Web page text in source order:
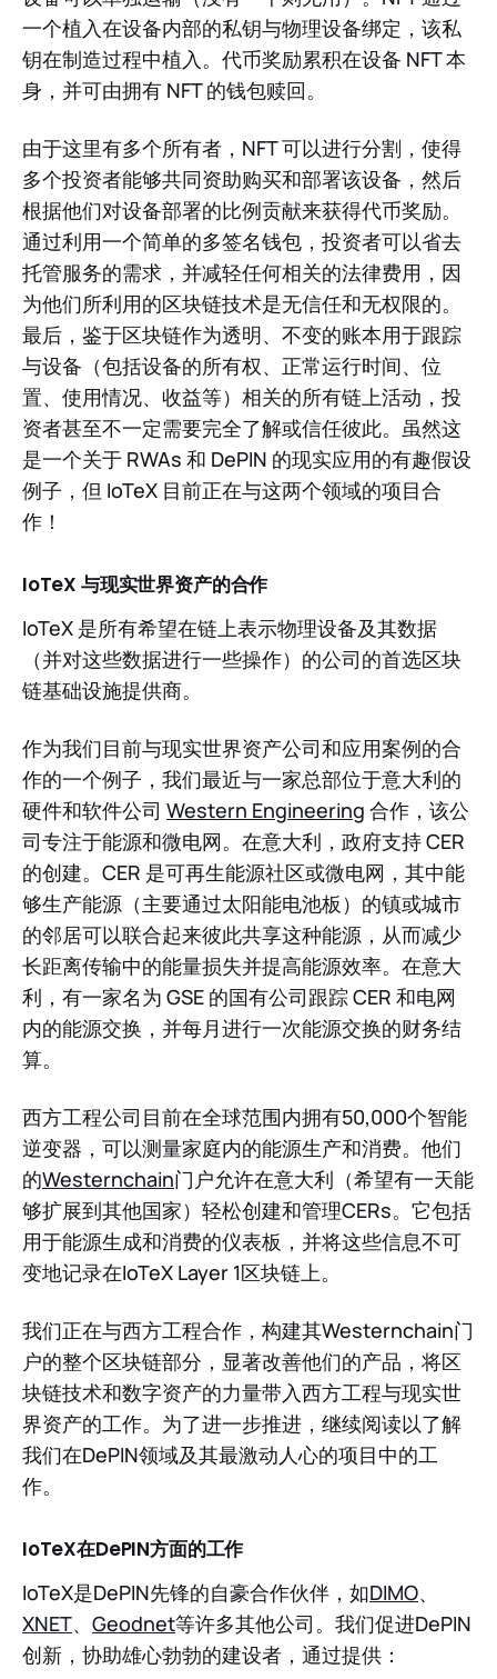
一个植入在设备内部的私钥与物理设备绑定，该私
钥在制造过程中植入。代币奖励累积在设备 NFT 本
身，并可由拥有 NFT 的钱包赎回。
由于这里有多个所有者，NFT 可以进行分割，使得
多个投资者能够共同资助购买和部署该设备，然后
根据他们对设备部署的比例贡献来获得代币奖励。
通过利用一个简单的多签名钱包，投资者可以省去
托管服务的需求，并减轻任何相关的法律费用，因
为他们所利用的区块链技术是无信任和无权限的。
最后，鉴于区块链作为透明、不变的账本用于跟踪
与设备（包括设备的所有权、正常运行时间、位
置、使用情况、收益等）相关的所有链上活动，投
资者甚至不一定需要完全了解或信任彼此。虽然这
是一个关于 RWAs 和 DePIN 的现实应用的有趣假设
例子，但 IoTeX 目前正在与这两个领域的项目合
作！
IoTeX 与现实世界资产的合作
IoTeX 是所有希望在链上表示物理设备及其数据
（并对这些数据进行一些操作）的公司的首选区块
链基础设施提供商。
作为我们目前与现实世界资产公司和应用案例的合
作的一个例子，我们最近与一家总部位于意大利的
硬件和软件公司 Western Engineering 合作，该公
司专注于能源和微电网。在意大利，政府支持 CER
的创建。CER 是可再生能源社区或微电网，其中能
够生产能源（主要通过太阳能电池板）的镇或城市
的邻居可以联合起来彼此共享这种能源，从而减少
长距离传输中的能量损失并提高能源效率。在意大
利，有一家名为 GSE 的国有公司跟踪 CER 和电网
内的能源交换，并每月进行一次能源交换的财务结
算。
西方工程公司目前在全球范围内拥有50,000个智能
逆变器，可以测量家庭内的能源生产和消费。他们
的Westernchain门户允许在意大利（希望有一天能
够扩展到其他国家）轻松创建和管理CERs。它包括
用于能源生成和消费的仪表板，并将这些信息不可
变地记录在IoTeX Layer 1区块链上。
我们正在与西方工程合作，构建其Westernchain门
户的整个区块链部分，显著改善他们的产品，将区
块链技术和数字资产的力量带入西方工程与现实世
界资产的工作。为了进一步推进，继续阅读以了解
我们在DePIN领域及其最激动人心的项目中的工
作。
IoTeX在DePIN方面的工作
IoTeX是DePIN先锋的自豪合作伙伴，如DIMO、
XNET、 Geodnet等许多其他公司。我们促进DePIN
创新，协助雄心勃勃的建设者，通过提供：